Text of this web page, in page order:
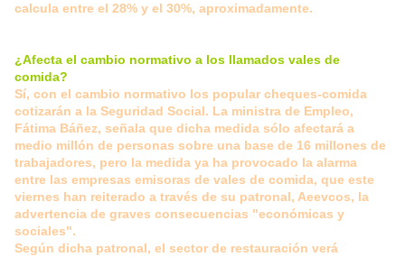
calcula entre el 28% y el 30%, aproximadamente.
¿Afecta el cambio normativo a los llamados vales de
comida?
Sí, con el cambio normativo los popular cheques-comida
cotizarán a la Seguridad Social. La ministra de Empleo,
Fátima Báñez, señala que dicha medida sólo afectará a
medio millón de personas sobre una base de 16 millones de
trabajadores, pero la medida ya ha provocado la alarma
entre las empresas emisoras de vales de comida, que este
viernes han reiterado a través de su patronal, Aeevcos, la
advertencia de graves consecuencias "económicas y
sociales".
Según dicha patronal, el sector de restauración verá